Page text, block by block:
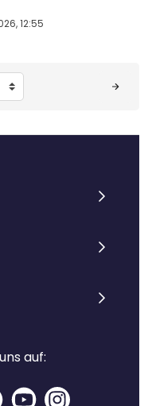
12:55
auf: